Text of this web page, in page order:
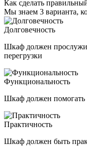
Как сделать
Мы знаем 3 варианта,
Долговечность
Шкаф должен
перегрузки
Функциональность
Шкаф должен помогать
Практичность
Шкаф должен быть